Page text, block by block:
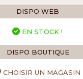
DISPO WEB
EN STOCK !
DISPO BOUTIQUE
CHOISIR UN MAGASIN